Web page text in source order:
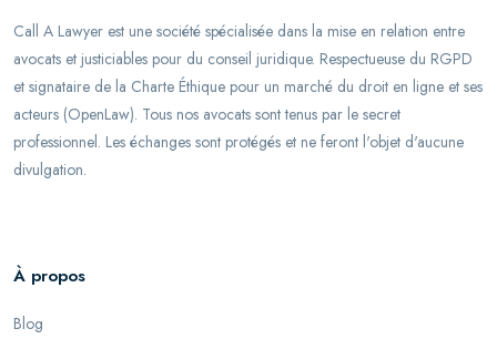
Call A Lawyer est une société spécialisée dans la mise en relation entre
avocats et justiciables pour du conseil juridique. Respectueuse du RGPD
et signataire de la Charte Éthique pour un marché du droit en ligne et ses
acteurs (OpenLaw). Tous nos avocats sont tenus par le secret
professionnel. Les échanges sont protégés et ne feront l'objet d'aucune
divulgation.
À propos
Blog